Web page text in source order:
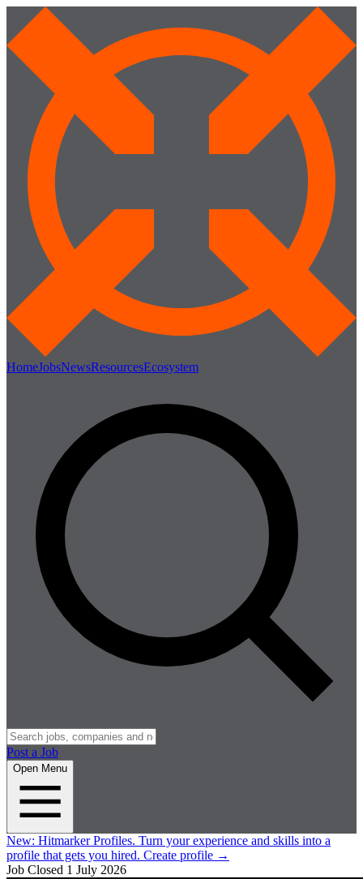
HomeJobsNewsResourcesEcosystem
Post a Job
Open Menu
New: Hitmarker Profiles. Turn your experience and skills into a
profile that gets you hired. Create profile →
Job Closed 1 July 2026